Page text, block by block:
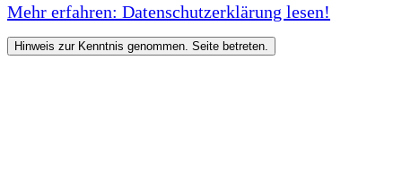
Mehr erfahren: Datenschutzerklärung lesen!
Hinweis zur Kenntnis genommen. Seite betreten.